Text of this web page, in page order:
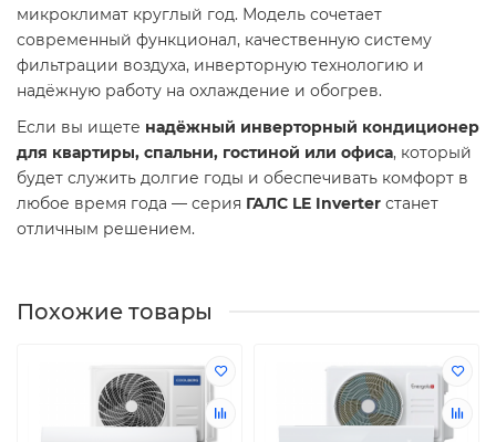
микроклимат круглый год. Модель сочетает
современный функционал, качественную систему
фильтрации воздуха, инверторную технологию и
надёжную работу на охлаждение и обогрев.
Если вы ищете надёжный инверторный кондиционер
для квартиры, спальни, гостиной или офиса, который
будет служить долгие годы и обеспечивать комфорт в
любое время года — серия ГАЛС LE Inverter станет
отличным решением.
Похожие товары